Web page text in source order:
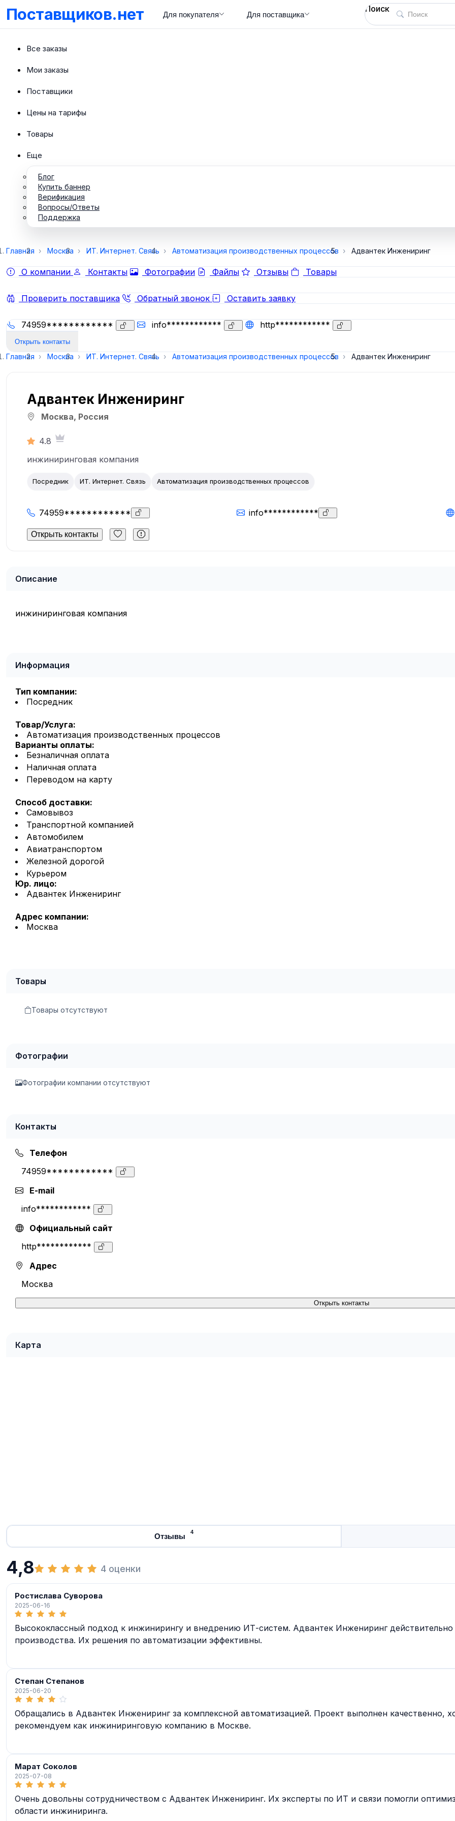
Поставщиков.нет Для покупателя Для поставщика
Поиск
Все заказы
Мои заказы
Поставщики
Цены на тарифы
Товары
Еще
Блог
Купить баннер
Верификация
Вопросы/Ответы
Поддержка
Главная Москва ИТ. Интернет. Связь Автоматизация производственных процессов Адвантек Инжениринг
О компании
Контакты Фотографии Файлы Отзывы Товары
Проверить поставщика Обратный звонок Оставить заявку
74959************ info************ http************
Открыть контакты
Главная Москва ИТ. Интернет. Связь Автоматизация производственных процессов Адвантек Инжениринг
Адвантек Инжениринг
Москва, Россия
4.8
инжиниринговая компания
Посредник ИТ. Интернет. Связь Автоматизация производственных процессов
74959************ info************
Открыть контакты
Описание
инжиниринговая компания
Информация
Тип компании:
Посредник
Товар/Услуга:
Автоматизация производственных процессов
Варианты оплаты:
Безналичная оплата
Наличная оплата
Переводом на карту
Способ доставки:
Самовывоз
Транспортной компанией
Автомобилем
Авиатранспортом
Железной дорогой
Курьером
Юр. лицо:
Адвантек Инжениринг
Адрес компании:
Москва
Товары
Товары отсутствуют
Фотографии
Фотографии компании отсутствуют
Контакты
Телефон
74959************
E-mail
info************
Официальный сайт
http************
Адрес
Москва
Открыть контакты
Карта
Отзывы 4
4,8 4 оценки
Ростислава Суворова
2025-06-16
Высококлассный подход к инжинирингу и внедрению ИТ-систем. Адвантек Инжениринг
производства. Их решения по автоматизации эффективны.
Степан Степанов
2025-06-20
Обращались в Адвантек Инжениринг за комплексной автоматизацией. Проект выполнен качественно,
рекомендуем как инжиниринговую компанию в Москве.
Марат Соколов
2025-07-08
Очень довольны сотрудничеством с Адвантек Инжениринг. Их эксперты по ИТ и связи помогли
области инжиниринга.